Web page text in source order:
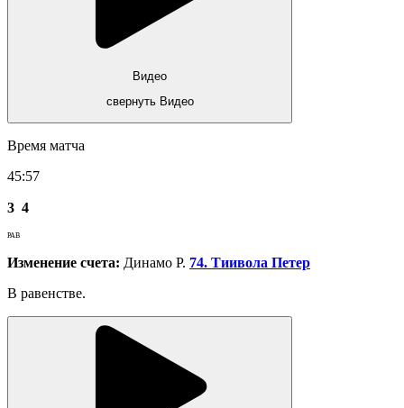
Видео
свернуть Видео
Время матча
45:57
3 4
РАВ
Изменение счета: Динамо Р. 74. Тиивола Петер
В равенстве.